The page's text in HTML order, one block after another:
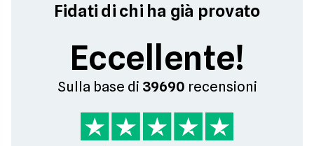
Fidati di chi ha già provato
Eccellente!
Sulla base di 39690 recensioni